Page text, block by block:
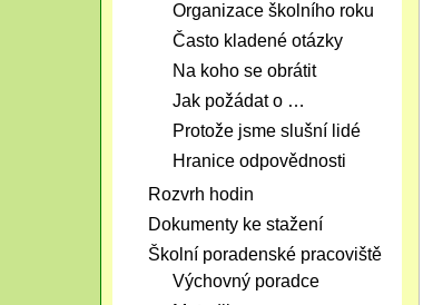
Organizace školního roku
Často kladené otázky
Na koho se obrátit
Jak požádat o …
Protože jsme slušní lidé
Hranice odpovědnosti
Rozvrh hodin
Dokumenty ke stažení
Školní poradenské pracoviště
Výchovný poradce